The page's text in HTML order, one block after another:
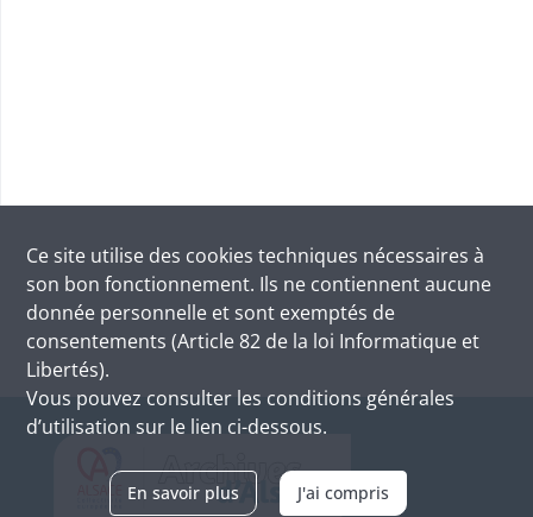
Ce site utilise des cookies techniques nécessaires à
son bon fonctionnement. Ils ne contiennent aucune
donnée personnelle et sont exemptés de
consentements (Article 82 de la loi Informatique et
Libertés).
Vous pouvez consulter les conditions générales
d’utilisation sur le lien ci-dessous.
En savoir plus J'ai compris